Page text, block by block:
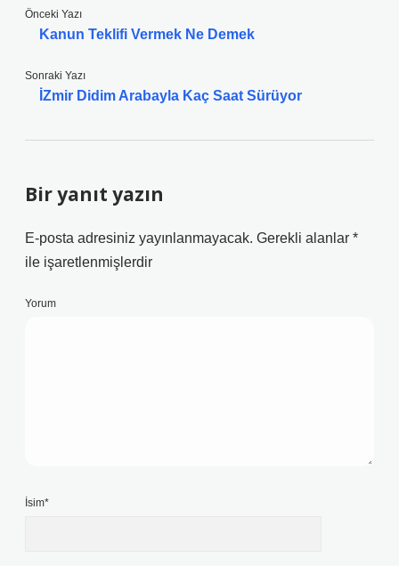
Önceki Yazı
Kanun Teklifi Vermek Ne Demek
Sonraki Yazı
İZmir Didim Arabayla Kaç Saat Sürüyor
Bir yanıt yazın
E-posta adresiniz yayınlanmayacak. Gerekli alanlar *
ile işaretlenmişlerdir
Yorum
İsim*